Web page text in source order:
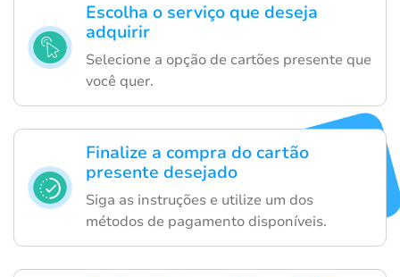
Escolha o serviço que deseja
adquirir
Selecione a opção de cartões presente que
você quer.
Finalize a compra do cartão
presente desejado
Siga as instruções e utilize um dos
métodos de pagamento disponíveis.